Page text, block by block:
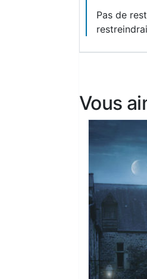
Pas de
Vous